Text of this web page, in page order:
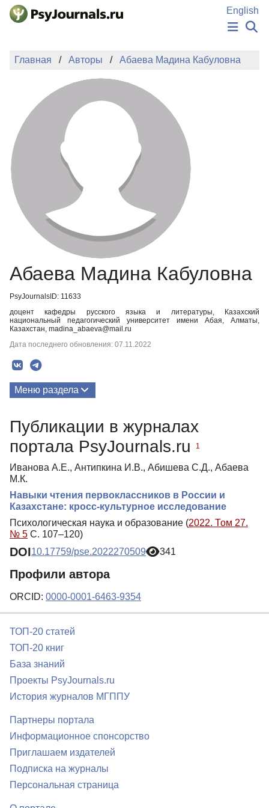
Перейти к основному содержанию
English
НОВОСТИ
АВТОРЫ
ПОДАТЬ РУКОПИСЬ
БАЗА ЗНАНИЙ
КЛЮЧЕВЫЕ СЛОВА
Регистрация
Главная Авторы Абаева Мадина Кабуловна
Абаева Мадина Кабуловна
PsyJournalsID: 11633
доцент кафедры русского языка и литературы, Казахский
национальный педагогический университет имени Абая, Алматы,
Казахстан, madina_abaeva@mail.ru
Дата последнего обновления: 07.11.2022
Меню раздела
Публикации в журналах
портала PsyJournals.ru
1
Иванова А.Е., Антипкина И.В., Абишева С.Д., Абаева
М.К.
Навыки чтения первоклассников в России и
Казахстане: кросс-культурное исследование
Психологическая наука и образование (2022. Том 27.
№ 5 С. 107–120)
DOI10.17759/pse.2022270509 341
Профили автора
ORCID: 0000-0001-6463-9354
ТОП-20 статей
ТОП-20 книг
База знаний
Проекты PsyJournals.ru
История журналов МГППУ
Партнеры портала
Информационное спонсорство
Приглашаем издателей
Подписка на журналы
Персональная страница